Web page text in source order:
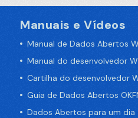
Manuais e Vídeos
Manual de Dados Abertos
Manual do desenvolvedor
Cartilha do desenvolvedor
Guia de Dados Abertos
Dados Abertos para um dia